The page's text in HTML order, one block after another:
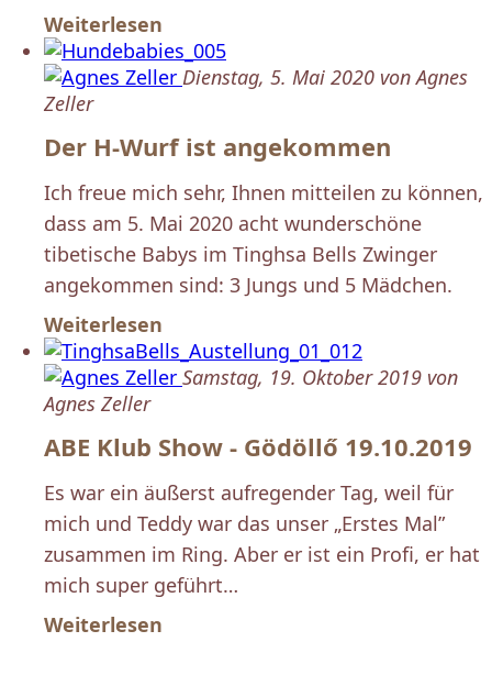
Weiterlesen
Dienstag, 5. Mai 2020 von Agnes
Zeller
Der H-Wurf ist angekommen
Ich freue mich sehr, Ihnen mitteilen zu können,
dass am 5. Mai 2020 acht wunderschöne
tibetische Babys im Tinghsa Bells Zwinger
angekommen sind: 3 Jungs und 5 Mädchen.
Weiterlesen
Samstag, 19. Oktober 2019 von
Agnes Zeller
ABE Klub Show - Gödöllő 19.10.2019
Es war ein äußerst aufregender Tag, weil für
mich und Teddy war das unser „Erstes Mal”
zusammen im Ring. Aber er ist ein Profi, er hat
mich super geführt…
Weiterlesen